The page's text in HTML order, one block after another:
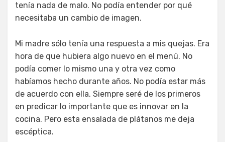
tenía nada de malo. No podía entender por qué
necesitaba un cambio de imagen.
Mi madre sólo tenía una respuesta a mis quejas. Era
hora de que hubiera algo nuevo en el menú. No
podía comer lo mismo una y otra vez como
habíamos hecho durante años. No podía estar más
de acuerdo con ella. Siempre seré de los primeros
en predicar lo importante que es innovar en la
cocina. Pero esta ensalada de plátanos me deja
escéptica.